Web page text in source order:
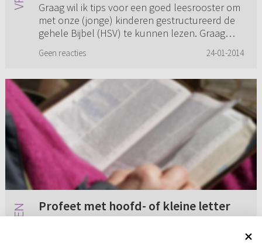
Graag wil ik tips voor een goed leesrooster om
met onze (jonge) kinderen gestructureerd de
gehele Bijbel (HSV) te kunnen lezen. Graag
staat voor zowel onz...
Geen reacties 24-01-2014
Profeet met hoofd- of kleine letter